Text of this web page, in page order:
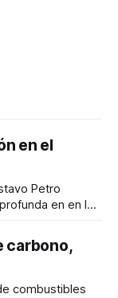
en el
Petro
en en la
carbono,
combustibles